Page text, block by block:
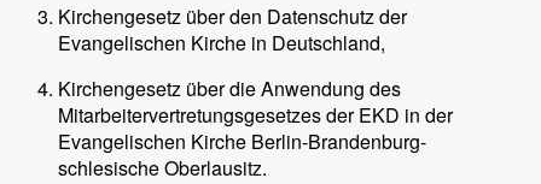
Kirchengesetz über den Datenschutz der
Evangelischen Kirche in Deutschland,
Kirchengesetz über die Anwendung des
Mitarbeitervertretungsgesetzes der EKD in der
Evangelischen Kirche Berlin-Brandenburg-
schlesische Oberlausitz.